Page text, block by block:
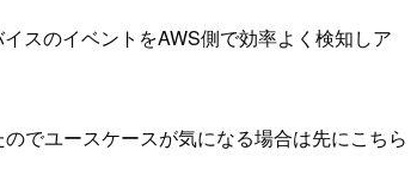
スのイベントをAWS側で効率よく検知しア
でユースケースが気になる場合は先にこちら